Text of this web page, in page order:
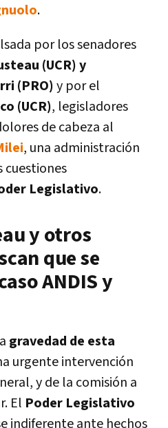
.
por los senadores
(UCR) y
(PRO)y por el
(UCR), legisladores
de cabeza al
, una administración
cuestiones
Legislativo.
y otros
que se
ANDIS y
gravedad de esta
urgente intervención
y de la comisión a
El Poder Legislativo
indiferente ante hechos